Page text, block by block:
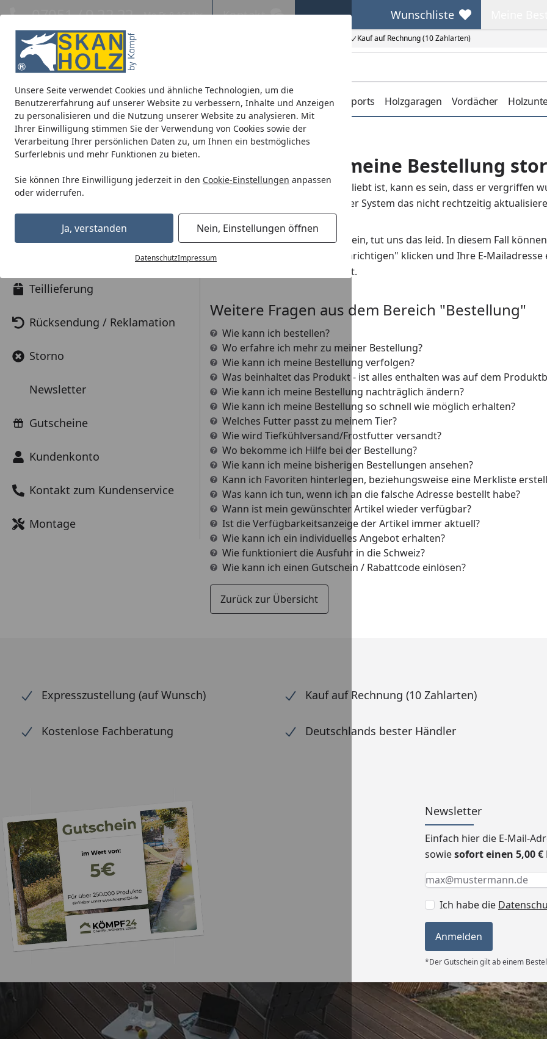
Unsere Seite verwendet Cookies und ähnliche Technologien, um die
Benutzererfahrung auf unserer Website zu verbessern, Inhalte und Anzeigen
zu personalisieren und die Nutzung unserer Website zu analysieren. Mit
Ihrer Einwilligung stimmen Sie der Verwendung von Cookies sowie der
Verarbeitung Ihrer persönlichen Daten zu, um Ihnen ein bestmögliches
Surferlebnis und mehr Funktionen zu bieten.
Sie können Ihre Einwilligung jederzeit in den Cookie-Einstellungen anpassen
oder widerrufen.
Ja, verstanden Nein, Einstellungen öffnen
DatenschutzImpressum
Eigene Montage-Teams Kauf auf Rechnung (10 Zahlarten)
07051 / 9 22 22 Mo-Fr. 8-16 Uhr Kontakt Wunschliste
Wunschliste
Blockbohlenhäuser CrossCube Pavillons Terrassenüberdachungen Carports Holzgaragen Vordächer
Startseite
Warum wurde meine Bestellung storniert?
Antworten zu den Themen
Bestellung
Bezahlung & Rechnung
Versand und Lieferung
Teillieferung
Rücksendung / Reklamation
Storno
Newsletter
Gutscheine
Kundenkonto
Kontakt zum Kundenservice
Montage
Warum wurde meine Bestellung
Wenn ein Artikel besonders beliebt ist, kann es sein, dass er vergriffen
ganz seltenen Fällen kann unser System das nicht rechtzeitig
Sollte der Artikel ausverkauft sein, tut uns das leid. In diesem Fall
Artikel auf den Button "Benachrichtigen" klicken und Ihre E-
der Artikel wieder verfügbar ist.
Weitere Fragen aus dem Bereich "Bestellung"
Wie kann ich bestellen?
Wo erfahre ich mehr zu meiner Bestellung?
Wie kann ich meine Bestellung verfolgen?
Was beinhaltet das Produkt - ist alles enthalten was auf dem
Wie kann ich meine Bestellung nachträglich ändern?
Wie kann ich meine Bestellung so schnell wie möglich erhalten?
Welches Futter passt zu meinem Tier?
Wie wird Tiefkühlversand/Frostfutter versandt?
Wo bekomme ich Hilfe bei der Bestellung?
Wie kann ich meine bisherigen Bestellungen ansehen?
Kann ich Favoriten hinterlegen, beziehungsweise eine Merkliste
Was kann ich tun, wenn ich an die falsche Adresse bestellt habe?
Wann ist mein gewünschter Artikel wieder verfügbar?
Ist die Verfügbarkeitsanzeige der Artikel immer aktuell?
Wie kann ich ein individuelles Angebot erhalten?
Wie funktioniert die Ausfuhr in die Schweiz?
Wie kann ich einen Gutschein / Rabattcode einlösen?
Zurück zur Übersicht
Expresszustellung (auf Wunsch) Kauf auf Rechnung (10 Zahlarten)
Kostenlose Fachberatung Deutschlands bester Händler
Newsletter
Einfach hier die E-Mail-
sowiesofort einen 5,00
Keine Eingabe erforderlich
Eingabe erforderlich
E-Mail *
Ich habe die
Anmelden
*Der Gutschein gilt ab einem
Trusted Shops Versand